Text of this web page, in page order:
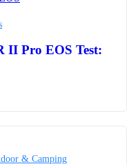
II Pro EOS Test:
& Camping